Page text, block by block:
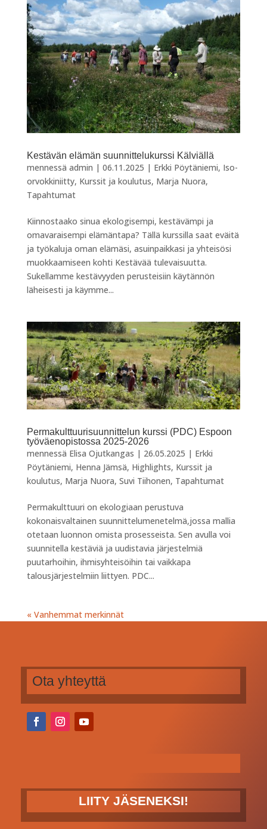
Kestävän elämän suunnittelukurssi Kälviällä
mennessä admin | 06.11.2025 | Erkki Pöytäniemi, Iso-
orvokkiniitty, Kurssit ja koulutus, Marja Nuora,
Tapahtumat
Kiinnostaako sinua ekologisempi, kestävämpi ja
omavaraisempi elämäntapa? Tällä kurssilla saat eväitä
ja työkaluja oman elämäsi, asuinpaikkasi ja yhteisösi
muokkaamiseen kohti Kestävää tulevaisuutta.
Sukellamme kestävyyden perusteisiin käytännön
läheisesti ja käymme...
Permakulttuurisuunnittelun kurssi (PDC) Espoon
työväenopistossa 2025-2026
mennessä Elisa Ojutkangas | 26.05.2025 | Erkki
Pöytäniemi, Henna Jämsä, Highlights, Kurssit ja
koulutus, Marja Nuora, Suvi Tiihonen, Tapahtumat
Permakulttuuri on ekologiaan perustuva
kokonaisvaltainen suunnittelumenetelmä,jossa mallia
otetaan luonnon omista prosesseista. Sen avulla voi
suunnitella kestäviä ja uudistavia järjestelmiä
puutarhoihin, ihmisyhteisöihin tai vaikkapa
talousjärjestelmiin liittyen. PDC...
« Vanhemmat merkinnät
Ota yhteyttä
LIITY JÄSENEKSI!